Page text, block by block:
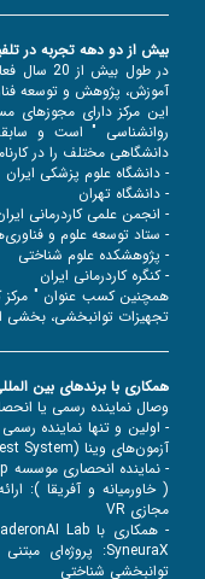
بیش از دو دهه تجربه در
در طول
آموزش، پژوهش و توسعه
این مرکز دارای مجوزهای
روانشناسی " است و
دانشگاهی مختلف را در
- دانشگاه علوم پزشکی ایران
- دانشگاه تهران
- انجمن علمی کاردرمانی
- ستاد توسعه علوم و
- پژوهشکده علوم شناختی
- کنگره کاردرمانی ایران
همچنین کسب عنوان " مرکز
تجهیزات توانبخشی، بخشی
همکاری با برندهای بین‌
وصال نماینده رسمی یا
- اولین و تنها نماینده رسمی
آزمون‌های وینا (Vienna Test System) و نرم‌افزار CogniPlus
( خاورمیانه و آفریقا ):
مجازی VR
توانبخشی شناختی